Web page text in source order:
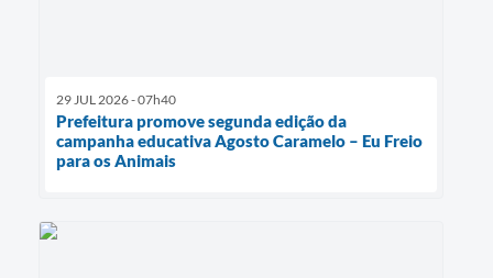
29 JUL 2026 - 07h40
Prefeitura promove segunda edição da
campanha educativa Agosto Caramelo – Eu Freio
para os Animais